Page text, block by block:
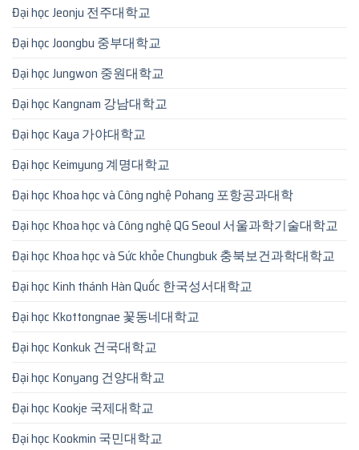
Đại học Jeonju 전주대학교
Đại học Joongbu 중부대학교
Đại học Jungwon 중원대학교
Đại học Kangnam 강남대학교
Đại học Kaya 가야대학교
Đại học Keimyung 계명대학교
Đại học Khoa học và Công nghệ Pohang 포항공과대학
Đại học Khoa học và Công nghệ QG Seoul 서울과학기술대학교
Đại học Khoa học và Sức khỏe Chungbuk 충북보건과학대학교
Đại học Kinh thánh Hàn Quốc 한국성서대학교
Đại học Kkottongnae 꽃동네대학교
Đại học Konkuk 건국대학교
Đại học Konyang 건양대학교
Đại học Kookje 국제대학교
Đại học Kookmin 국민대학교